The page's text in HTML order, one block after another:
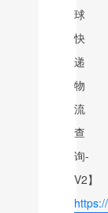
球
快
递
物
流
查
询-
V2】